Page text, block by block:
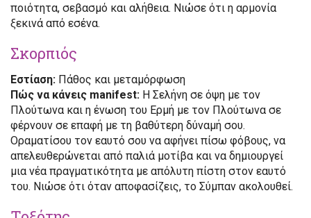
ποιότητα, σεβασμό και αλήθεια. Νιώσε ότι η αρμονία
ξεκινά από εσένα.
Σκορπιός
Εστίαση: Πάθος και μεταμόρφωση
Πώς να κάνεις manifest: Η Σελήνη σε όψη με τον
Πλούτωνα και η ένωση του Ερμή με τον Πλούτωνα σε
φέρνουν σε επαφή με τη βαθύτερη δύναμή σου.
Οραματίσου τον εαυτό σου να αφήνει πίσω φόβους, να
απελευθερώνεται από παλιά μοτίβα και να δημιουργεί
μια νέα πραγματικότητα με απόλυτη πίστη στον εαυτό
του. Νιώσε ότι όταν αποφασίζεις, το Σύμπαν ακολουθεί.